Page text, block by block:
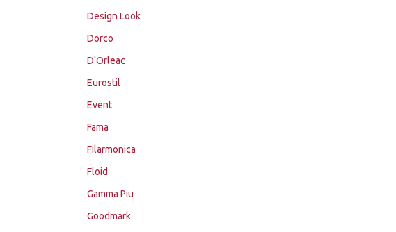
Design Look
Dorco
D'Orleac
Eurostil
Event
Fama
Filarmonica
Floid
Gamma Piu
Goodmark